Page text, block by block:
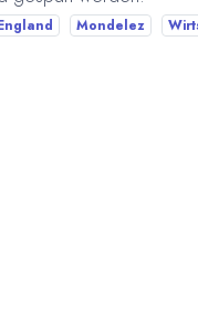
Mondelez